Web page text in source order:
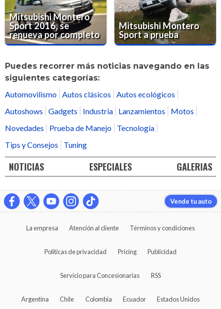
Mitsubishi Montero
Sport 2016, se
renueva por completo
Mitsubishi Montero
Sport a prueba
Puedes recorrer más noticias navegando en las
siguientes categorías:
Automovilismo
Autos clásicos
Autos ecológicos
Autoshows
Gadgets Industria Lanzamientos
Motos
Novedades
Prueba de Manejo
Tecnología
Tips y Consejos
Tuning
NOTICIAS ESPECIALES GALERIAS
Vende tu auto
La empresa Atención al cliente Términos y condiciones
Políticas de privacidad Pricing Publicidad
Servicio para Concesionarias RSS
Argentina Chile Colombia Ecuador Estados Unidos